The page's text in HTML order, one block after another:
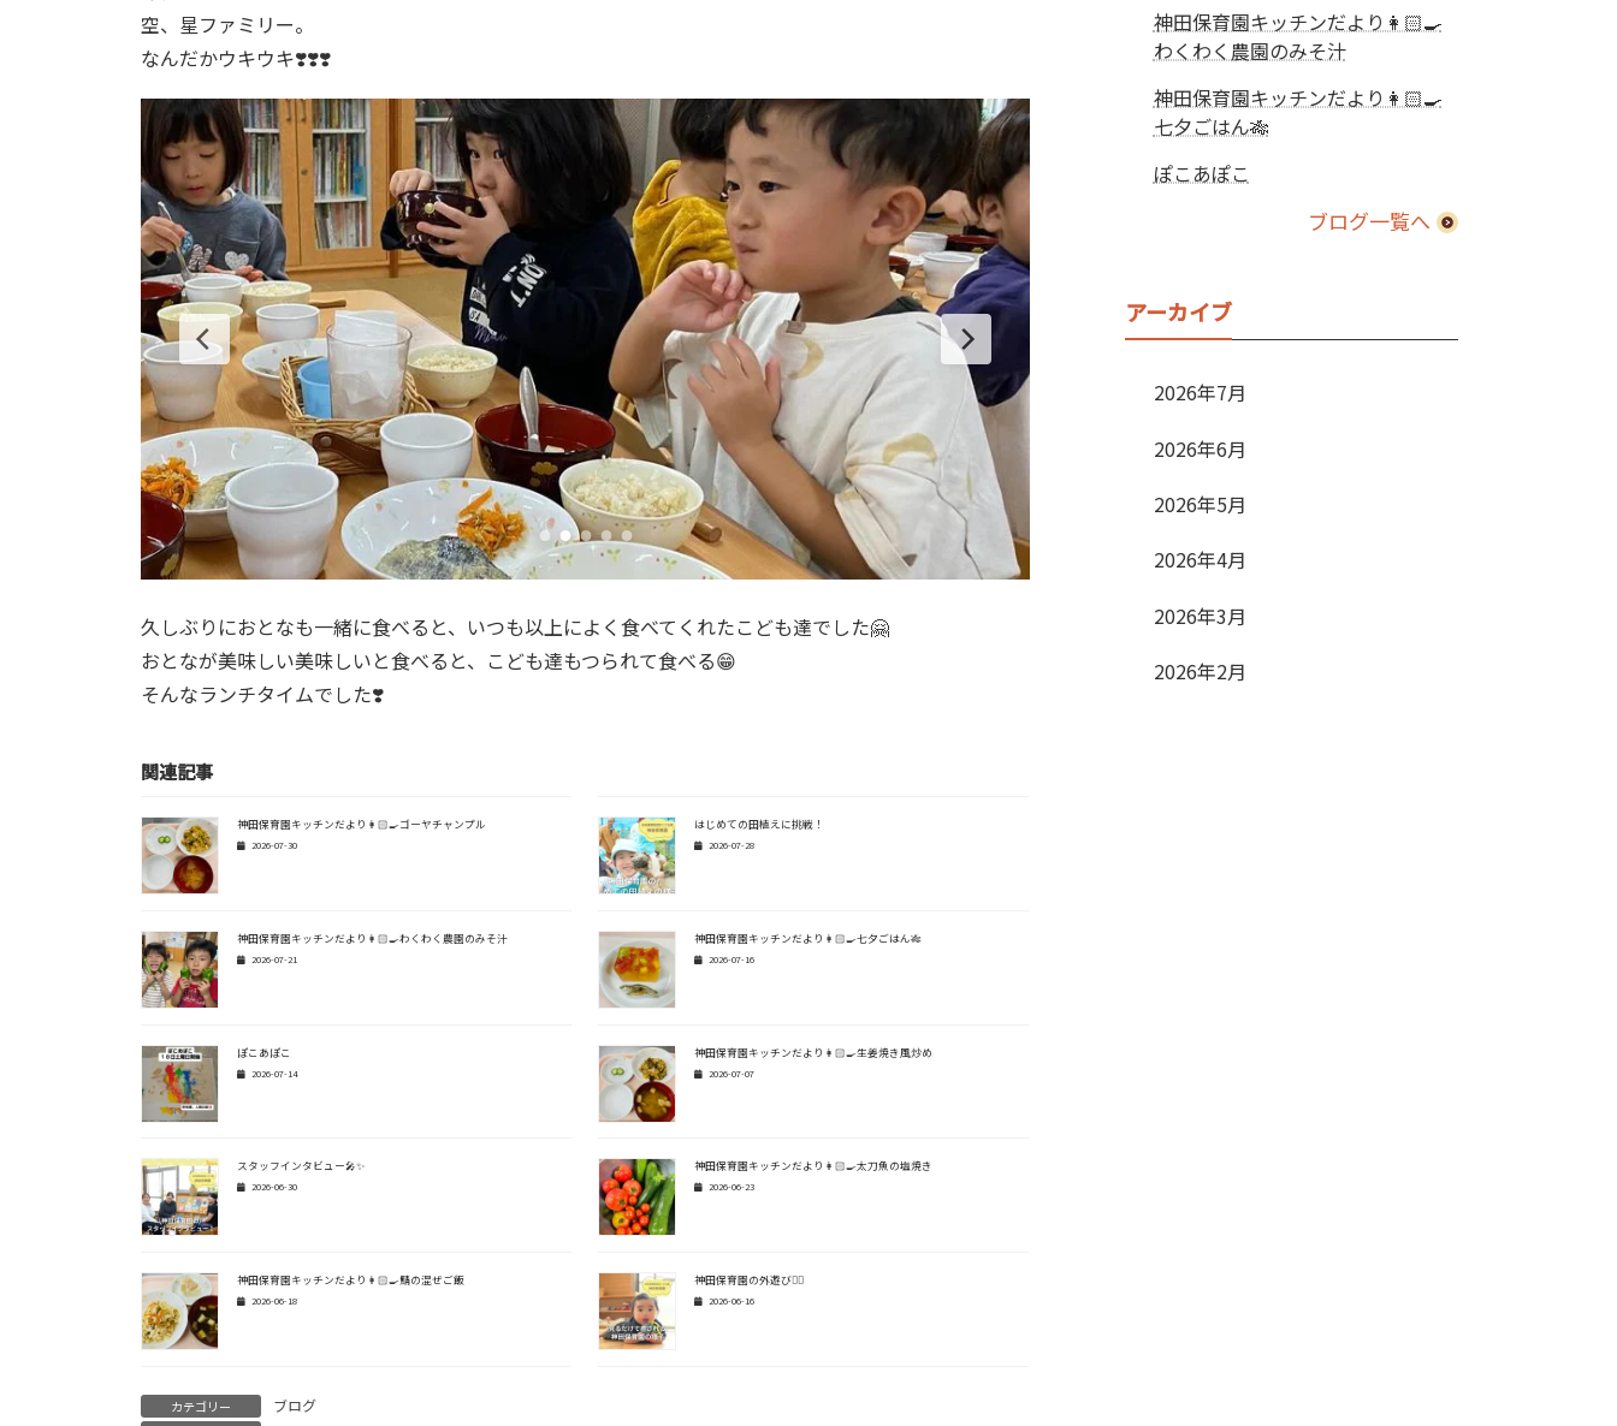
空、星ファミリー。
なんだかウキウキ❣️❣️❣️
久しぶりにおとなも一緒に食べると、いつも以上によく食べてくれたこども達でした🤗
おとなが美味しい美味しいと食べると、こども達もつられて食べる😁
そんなランチタイムでした❣️
関連記事
神田保育園キッチンだより👩🏻‍🍳ゴーヤチャンプル
2026-07-30
はじめての田植えに挑戦！
2026-07-28
神田保育園キッチンだより👩🏻‍🍳わくわく農園のみそ汁
2026-07-21
神田保育園キッチンだより👩🏻‍🍳七夕ごはん🎋
2026-07-16
ぽこあぽこ
2026-07-14
神田保育園キッチンだより👩🏻‍🍳生姜焼き風炒め
2026-07-07
スタッフインタビュー🎤✨
2026-06-30
神田保育園キッチンだより👩🏻‍🍳太刀魚の塩焼き
2026-06-23
神田保育園キッチンだより👩🏻‍🍳鯖の混ぜご飯
2026-06-18
神田保育園の外遊び🏃‍♂️
2026-06-16
カテゴリー ブログ
神田保育園キッチンだより👩🏻‍🍳
わくわく農園のみそ汁
神田保育園キッチンだより👩🏻‍🍳
七夕ごはん🎋
ぽこあぽこ
ブログ一覧へ
アーカイブ
2026年7月
2026年6月
2026年5月
2026年4月
2026年3月
2026年2月